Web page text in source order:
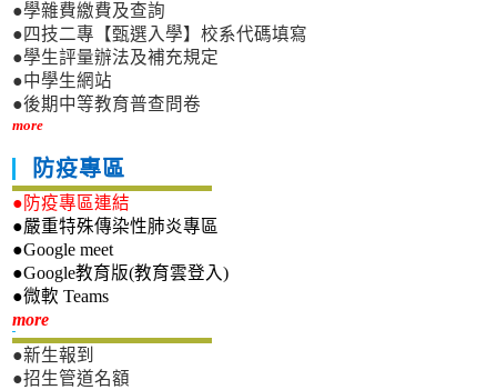
●學雜費繳費及查詢
●四技二專【甄選入學】校系代碼填寫
●學生評量辦法及補充規定
●中學生網站
●後期中等教育普查問卷
more
防疫專區
●防疫專區連結
●嚴重特殊傳染性肺炎專區
●Google meet
●Google教育版(教育雲登入)
●微軟 Teams
more新生專區
●新生報到
●招生管道名額